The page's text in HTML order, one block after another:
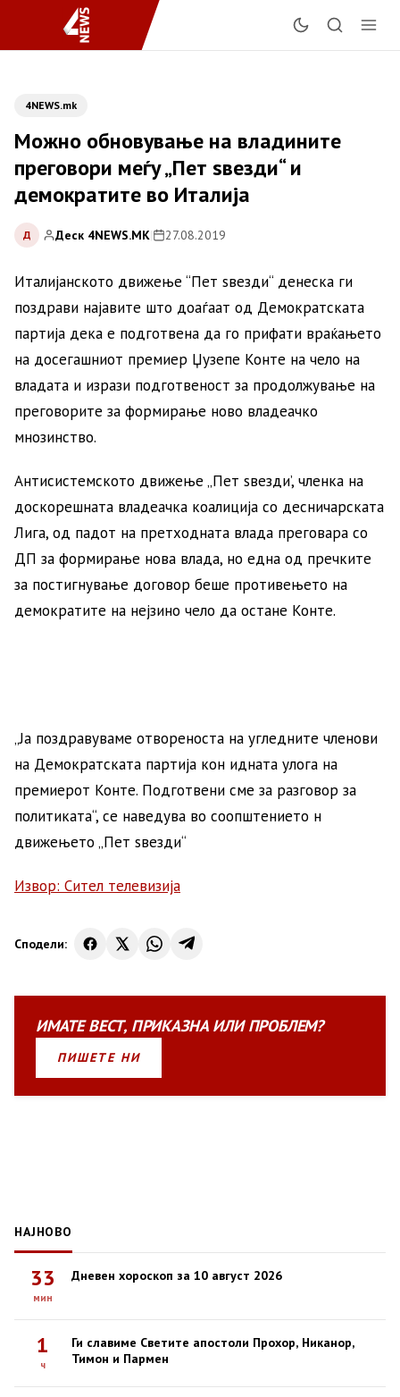
4NEWS.mk
Можно обновување на владините
преговори меѓу „Пет ѕвезди“ и
демократите во Италија
Д Деск 4NEWS.MK| 27.08.2019
Италијанското движење “Пет ѕвезди“ денеска ги
поздрави најавите што доаѓаат од Демократската
партија дека е подготвена да го прифати враќањето
на досегашниот премиер Џузепе Конте на чело на
владата и изрази подготвеност за продолжување на
преговорите за формирање ново владеачко
мнозинство.
Антисистемското движење „Пет ѕвезди’, членка на
доскорешната владеачка коалиција со десничарската
Лига, од падот на претходната влада преговара со
ДП за формирање нова влада, но една од пречките
за постигнување договор беше противењето на
демократите на нејзино чело да остане Конте.
„Ја поздравуваме отвореноста на угледните членови
на Демократската партија кон идната улога на
премиерот Конте. Подготвени сме за разговор за
политиката“, се наведува во соопштението н
движењето „Пет ѕвезди“
Извор: Сител телевизија
Сподели:
ИМАТЕВЕСТ, ПРИКАЗНАИЛИПРОБЛЕМ?
ПИШЕТЕ НИ
НАЈНОВО
33
мин
Дневен хороскоп за 10 август 2026
1
ч
Ги славиме Светите апостоли Прохор, Никанор,
Тимон и Пармен